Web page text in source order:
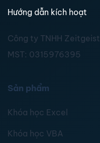
Hướng dẫn kích hoạt
Công ty TNHH Zeitgeist
MST: 0315976395
Sản phẩm
Khóa học Excel
Khóa học VBA